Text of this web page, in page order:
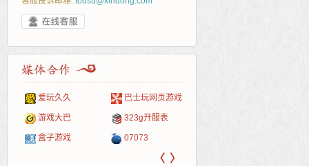
爱玩久久 巴士玩网页游戏
游戏大巴 323g开服表
盒子游戏 07073
〈 〉